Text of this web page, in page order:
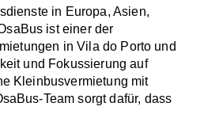
in Europa, Asien,
ist einer der
in Vila do Porto und
und Fokussierung auf
Kleinbusvermietung mit
Team sorgt dafür, dass